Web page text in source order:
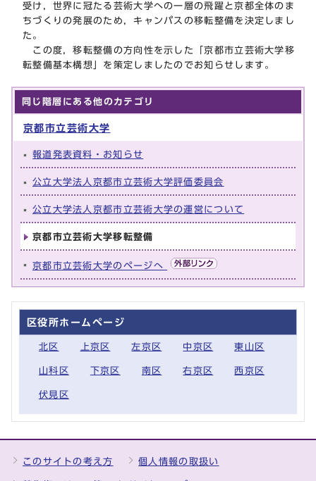
受け，世界に冠たる芸術大学への一層の飛躍と京都全体のま
ちづくりの発展のため，キャンパスの移転整備を決定しまし
た。
この度，移転整備の方向性を示した「京都市立芸術大学移
転整備基本構想」を策定しましたのでお知らせします。
同じ階層にある他のカテゴリ
京都市立芸術大学
報道発表資料・お知らせ
公立大学法人京都市立芸術大学評価委員会
公立大学法人京都市立芸術大学の運営について
京都市立芸術大学移転整備
京都市立芸術大学のページへ
区役所ホームページ
北区 上京区 左京区 中京区 東山区
山科区 下京区 南区 右京区 西京区
伏見区
このサイトの考え方 個人情報の取扱い